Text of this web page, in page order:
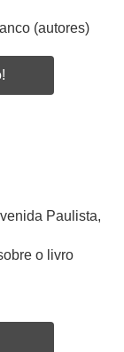
(autores)
Paulista,
o livro